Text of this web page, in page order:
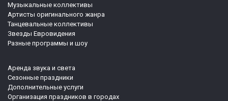
Музыкальные коллективы
Артисты оригинального жанра
Танцевальные коллективы
Звезды Евровидения
Разные программы и шоу
Аренда звука и света
Сезонные праздники
Дополнительные услуги
Организация праздников в городах